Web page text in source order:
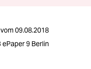
vom09.08.2018
ePaper 9 Berlin